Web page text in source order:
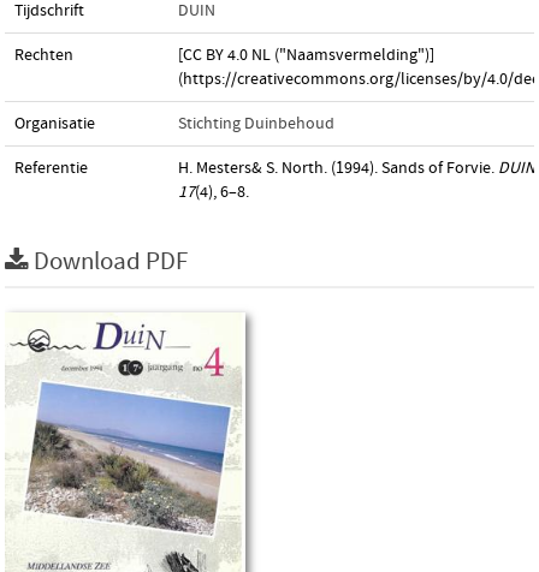
Tijdschrift DUIN
Rechten
[CC BY 4.0 NL ("Naamsvermelding")]
(https://creativecommons.org/licenses/by/4.0/
Organisatie Stichting Duinbehoud
Referentie H. Mesters& S. North. (1994). Sands of Forvie. DUIN
17(4), 6–8.
Download PDF